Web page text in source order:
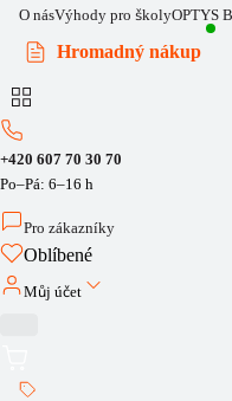
O násVýhody pro školyOPTYS
Hromadný nákup
+420 607 70 30 70
Po–Pá: 6–16 h
Pro zákazníky
Oblíbené
Můj účet